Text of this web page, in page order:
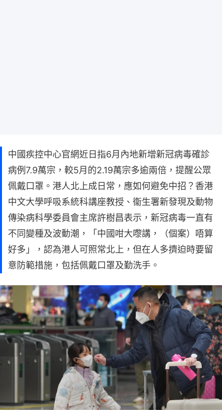
中國疾控中心官網近日指6月內地新增新冠病毒確診
病例7.9萬宗，較5月的2.19萬宗多逾兩倍，提醒公眾
佩戴口罩。港人北上成日常，應如何避免中招？香港
中文大學呼吸系統科講座教授、衞生署新發現及動物
傳染病科學委員會主席許樹昌表示，新冠病毒一直有
不同變種及波動潮，「中國咁大嚟講，（個案）唔算
好多」，認為港人可照常北上，但在人多擠迫時要留
意防範措施，包括佩戴口罩及勤洗手。